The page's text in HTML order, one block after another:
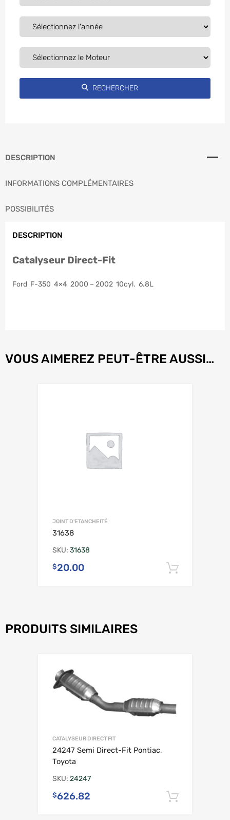
DESCRIPTION
INFORMATIONS COMPLÉMENTAIRES
POSSIBILITÉS
DESCRIPTION
Catalyseur Direct-Fit
Ford F-350 4×4 2000 – 2002 10cyl. 6.8L
VOUS AIMEREZ PEUT-ÊTRE AUSSI…
JOINT D'ETANCHEITÉ
31638
SKU: 31638
$20.00
PRODUITS SIMILAIRES
CATALYSEUR DIRECT FIT
24247 Semi Direct-Fit Pontiac,
Toyota
SKU: 24247
$626.82